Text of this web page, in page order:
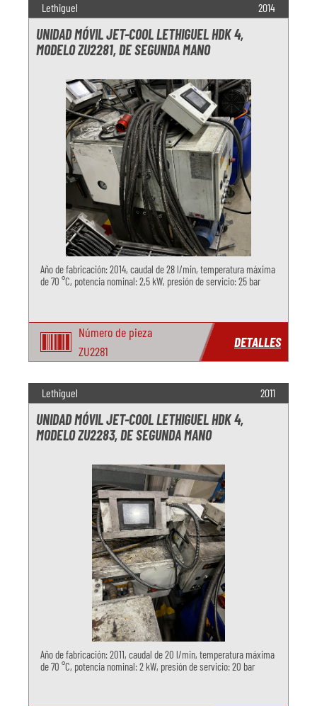
Lethiguel 2014
UNIDAD MÓVIL JET-COOL LETHIGUEL HDK 4,
MODELO ZU2281, DE SEGUNDA MANO
Año de fabricación: 2014, caudal de 28 l/min, temperatura máxima
de 70 °C, potencia nominal: 2,5 kW, presión de servicio: 25 bar
Número de pieza
ZU2281
DETALLES
Lethiguel 2011
UNIDAD MÓVIL JET-COOL LETHIGUEL HDK 4,
MODELO ZU2283, DE SEGUNDA MANO
Año de fabricación: 2011, caudal de 20 l/min, temperatura máxima
de 70 °C, potencia nominal: 2 kW, presión de servicio: 20 bar